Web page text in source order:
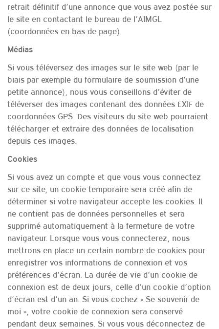
retrait définitif d’une annonce que vous avez postée sur
le site en contactant le bureau de l’AIMGL
(coordonnées en bas de page).
Médias
Si vous téléversez des images sur le site web (par le
biais par exemple du formulaire de soumission d’une
petite annonce), nous vous conseillons d’éviter de
téléverser des images contenant des données EXIF de
coordonnées GPS. Des visiteurs du site web pourraient
télécharger et extraire des données de localisation
depuis ces images.
Cookies
Si vous avez un compte et que vous vous connectez
sur ce site, un cookie temporaire sera créé afin de
déterminer si votre navigateur accepte les cookies. Il
ne contient pas de données personnelles et sera
supprimé automatiquement à la fermeture de votre
navigateur. Lorsque vous vous connecterez, nous
mettrons en place un certain nombre de cookies pour
enregistrer vos informations de connexion et vos
préférences d’écran. La durée de vie d’un cookie de
connexion est de deux jours, celle d’un cookie d’option
d’écran est d’un an. Si vous cochez « Se souvenir de
moi », votre cookie de connexion sera conservé
pendant deux semaines. Si vous vous déconnectez de